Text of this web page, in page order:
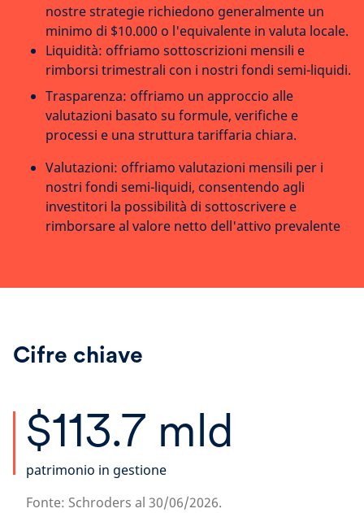
nostre strategie richiedono generalmente un
minimo di $10.000 o l'equivalente in valuta locale.
Liquidità: offriamo sottoscrizioni mensili e
rimborsi trimestrali con i nostri fondi semi-liquidi.
Trasparenza: offriamo un approccio alle
valutazioni basato su formule, verifiche e
processi e una struttura tariffaria chiara.
Valutazioni: offriamo valutazioni mensili per i
nostri fondi semi-liquidi, consentendo agli
investitori la possibilità di sottoscrivere e
rimborsare al valore netto dell'attivo prevalente
Cifre chiave
$113.7 mld
patrimonio in gestione
Fonte: Schroders al 30/06/2026.